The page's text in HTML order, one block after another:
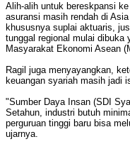
Alih-alih untuk bereskpansi
asuransi masih rendah di
khususnya suplai aktuaris,
tunggal regional mulai dibuka
Masyarakat Ekonomi Asean
Ragil juga menyayangkan,
keuangan syariah masih jadi
"Sumber Daya Insan (SDI
Setahun, industri butuh
perguruan tinggi baru bisa
ujarnya.